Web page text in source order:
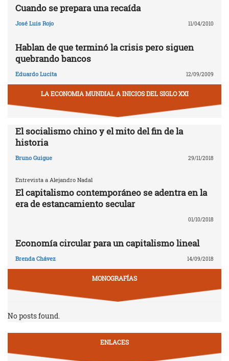
Cuando se prepara una recaída
José Luis Rojo 11/04/2010
Hablan de que terminó la crisis pero siguen
quebrando bancos
Eduardo Lucita 12/09/2009
LA ECONOMIA MUNDIAL A INICIOS DEL SIGLO XXI
El socialismo chino y el mito del fin de la
historia
Bruno Guigue 29/11/2018
Entrevista a Alejandro Nadal
El capitalismo contemporáneo se adentra en la
era de estancamiento secular
01/10/2018
Economía circular para un capitalismo lineal
Brenda Chávez 14/09/2018
MONOGRAFÍAS
No posts found.
ENLACES